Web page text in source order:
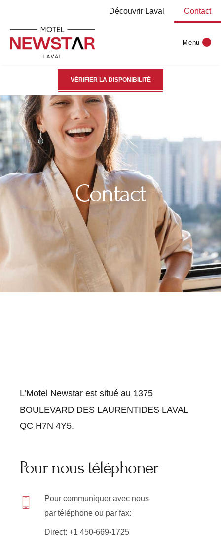
Découvrir Laval Contact
Menu
VÉRIFIER LA DISPONIBILITÉ
Contact
L’Motel Newstar est situé au 1375
BOULEVARD DES LAURENTIDES LAVAL
QC H7N 4Y5.
Pour nous téléphoner
Pour communiquer avec nous
par téléphone ou par fax:
Direct: +1 450-669-1725